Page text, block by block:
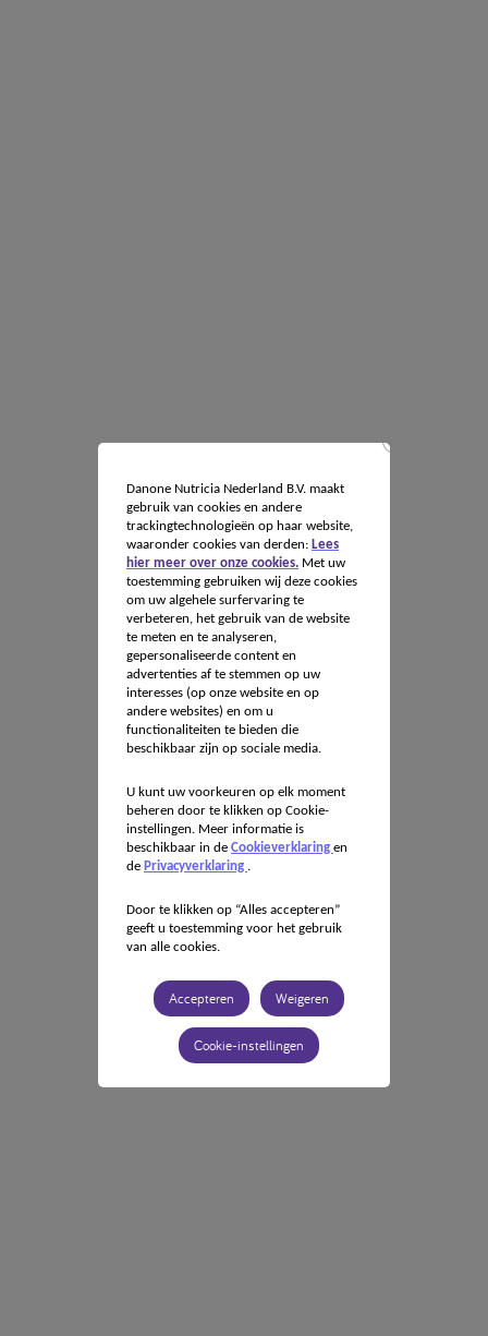
Danone Nutricia Nederland B.V. maakt
gebruik van cookies en andere
trackingtechnologieën op haar website,
waaronder cookies van derden: Lees
hier meer over onze cookies.Met uw
toestemming gebruiken wij deze cookies
om uw algehele surfervaring te
verbeteren, het gebruik van de website
te meten en te analyseren,
gepersonaliseerde content en
advertenties af te stemmen op uw
interesses (op onze website en op
andere websites) en om u
functionaliteiten te bieden die
beschikbaar zijn op sociale media.
U kunt uw voorkeuren op elk moment
beheren door te klikken op Cookie-
instellingen. Meer informatie is
beschikbaar in de Cookieverklaring en
de Privacyverklaring .
Door te klikken op “Alles accepteren”
geeft u toestemming voor het gebruik
van alle cookies.
Accepteren Weigeren
Cookie-instellingen